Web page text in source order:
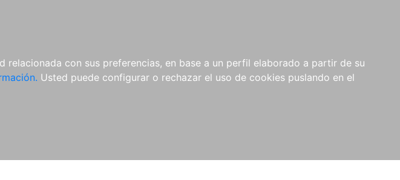
con sus preferencias, en base a un perfil elaborado a partir de su
Usted puede configurar o rechazar el uso de cookies puslando en el
MATERIAL
COMPLEMENTARIO
NOVEDADES NOTICIAS
COMPRAS
INSTITUCIONALES